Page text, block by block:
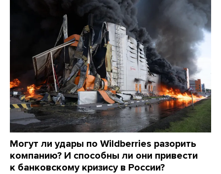
Могут ли удары по Wildberries разорить
компанию? И способны ли они привести
к банковскому кризису в России?